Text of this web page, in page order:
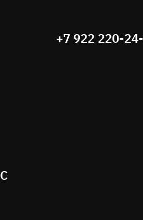
+7 922 220-